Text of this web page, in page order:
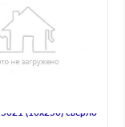
(10х250) сверло